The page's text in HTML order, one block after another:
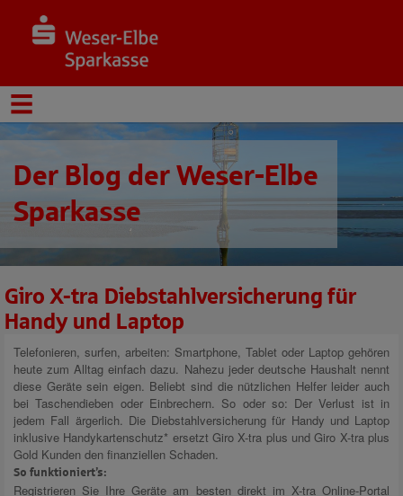
Der Blog der Weser-Elbe
Sparkasse
Giro X-tra Diebstahlversicherung für
Handy und Laptop
Telefonieren, surfen, arbeiten: Smartphone, Tablet oder Laptop gehören
heute zum Alltag einfach dazu. Nahezu jeder deutsche Haushalt nennt
diese Geräte sein eigen. Beliebt sind die nützlichen Helfer leider auch
bei Taschendieben oder Einbrechern. So oder so: Der Verlust ist in
jedem Fall ärgerlich. Die Diebstahlversicherung für Handy und Laptop
inklusive Handykartenschutz* ersetzt Giro X-tra plus und Giro X-tra plus
Gold Kunden den finanziellen Schaden.
So funktioniert’s:
Registrieren Sie Ihre Geräte am besten direkt im X-tra Online-Portal